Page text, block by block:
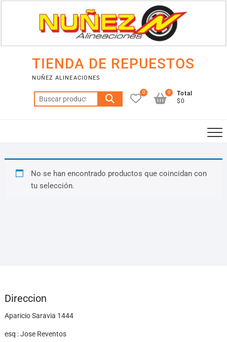
TIENDA DE REPUESTOS
NUÑEZ ALINEACIONES
Buscar
por:
0
Total
$0
0
No se han encontrado productos que coincidan con
tu selección.
Direccion
Aparicio Saravia 1444
esq : Jose Reventos